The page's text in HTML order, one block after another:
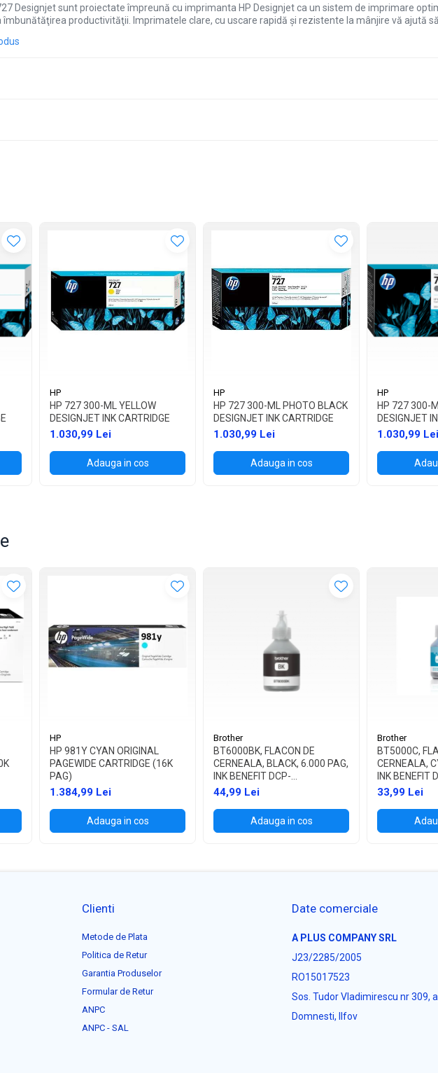
Designjet sunt proiectate împreună cu imprimanta HP Designjet ca un sistem de imprimare
productivităţii. Imprimatele clare, cu uscare rapidă şi rezistente la mânjire vă ajută
HP
HP 727 300-ML YELLOW
DESIGNJET INK CARTRIDGE
1.030,99 Lei
Adauga in cos
HP
HP 727 300-ML PHOTO BLACK
DESIGNJET INK CARTRIDGE
1.030,99 Lei
Adauga in cos
HP
HP 727 300-
DESIGNJET
1.030,99 Lei
HP
HP 981Y CYAN ORIGINAL
PAGEWIDE CARTRIDGE (16K
PAG)
1.384,99 Lei
Adauga in cos
Brother
BT6000BK, FLACON DE
CERNEALA, BLACK, 6.000 PAG,
INK BENEFIT DCP-
T300/T500W/T700W
44,99 Lei
Adauga in cos
Brother
BT5000C,
CERNEALA,
INK BENEFIT
T300/T500W/
33,99 Lei
Clienti
Metode de Plata
Politica de Retur
Garantia Produselor
Formular de Retur
ANPC
ANPC - SAL
Date comerciale
A PLUS COMPANY SRL
J23/2285/2005
RO15017523
Sos. Tudor Vladimirescu nr 309,
Domnesti, Ilfov